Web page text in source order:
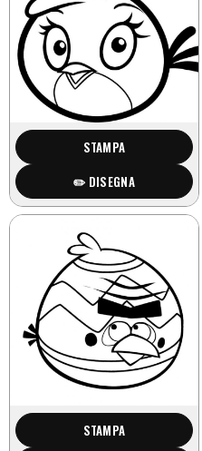
STAMPA
✏️ DISEGNA
STAMPA